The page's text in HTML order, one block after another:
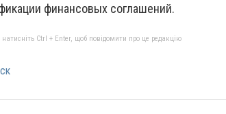
финансовых соглашений.
Ctrl + Enter, щоб повідомити про це редакцію